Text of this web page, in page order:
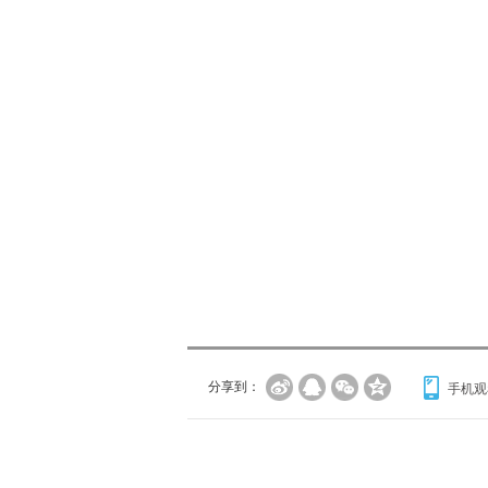
分享到： 手机